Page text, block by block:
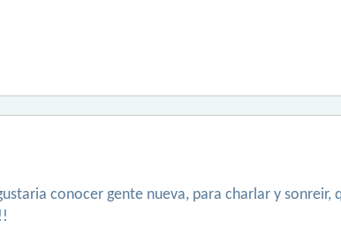
conocer gente nueva, para charlar y